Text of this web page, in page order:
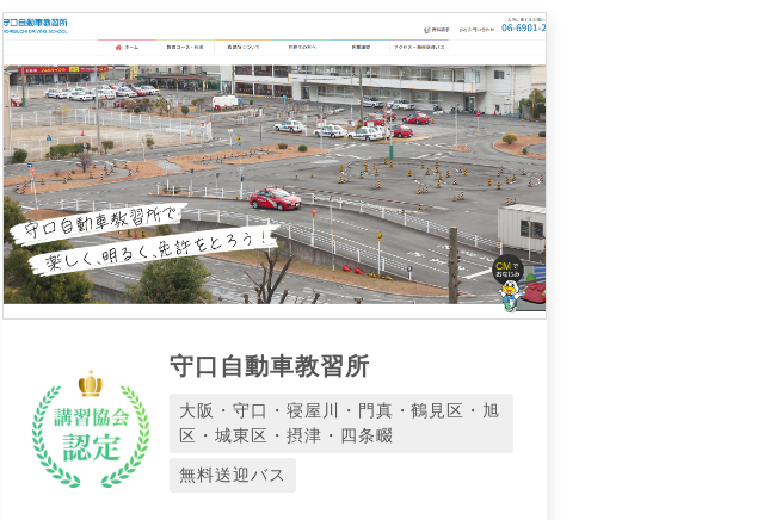
守口自動車教習所
大阪・守口・寝屋川・門真・鶴見区・旭
区・城東区・摂津・四条畷
無料送迎バス